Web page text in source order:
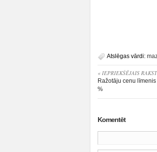
Atslēgas vārdi:
« IEPRIEKŠĒJAIS
Ražotāju cenu
%
Komentēt